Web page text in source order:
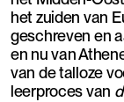
het zuiden van
geschreven en
en nu van
van de talloze
leerproces van